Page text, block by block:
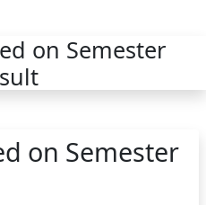
on Semester
on Semester